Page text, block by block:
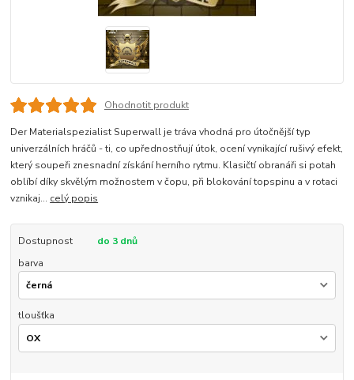
Ohodnotit produkt
Der Materialspezialist Superwall je tráva vhodná pro útočnější typ
univerzálních hráčů - ti, co upřednostňují útok, ocení vynikající rušivý efekt,
který soupeři znesnadní získání herního rytmu. Klasičtí obranáři si potah
oblíbí díky skvělým možnostem v čopu, při blokování topspinu a v rotaci
vznikaj... celý popis
Dostupnost
do 3 dnů
barva
tloušťka